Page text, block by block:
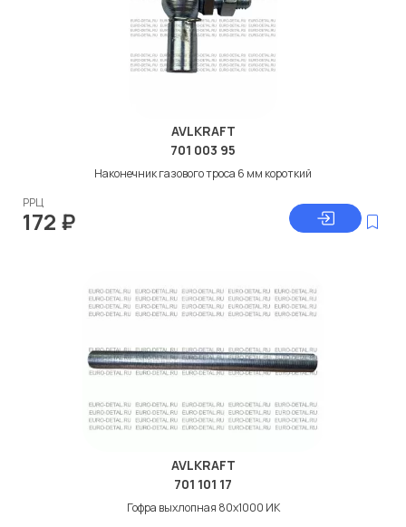
AVLKRAFT
701 003 95
Наконечник газового троса 6 мм короткий
РРЦ
172 ₽
AVLKRAFT
701 101 17
Гофра выхлопная 80x1000 ИК